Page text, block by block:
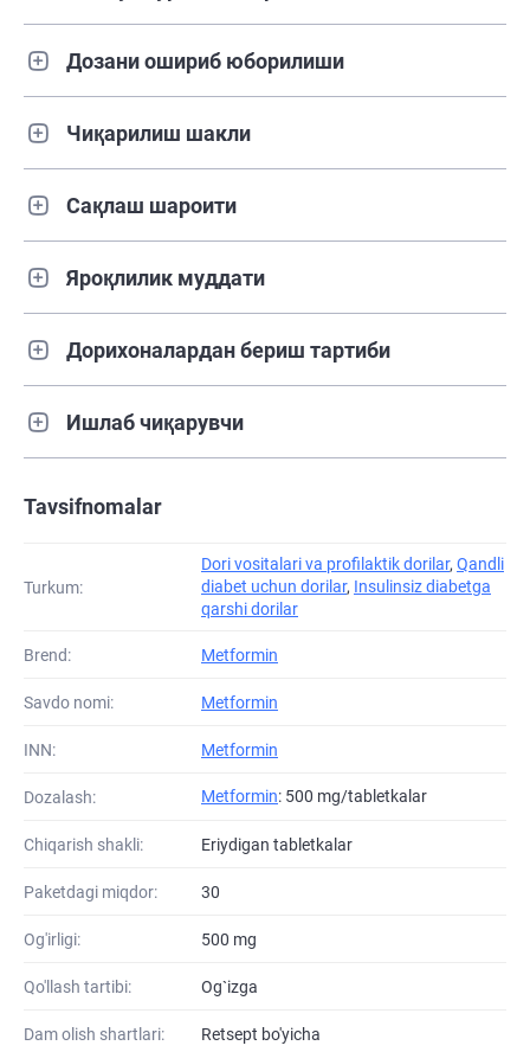
Дозани ошириб юборилиши
Чиқарилиш шакли
Сақлаш шароити
Яроқлилик муддати
Дорихоналардан бериш тартиби
Ишлаб чиқарувчи
Tavsifnomalar
Turkum:
Dori vositalari va profilaktik dorilar, Qandli
diabet uchun dorilar, Insulinsiz diabetga
qarshi dorilar
Brend: Metformin
Savdo nomi: Metformin
INN: Metformin
Dozalash: Metformin: 500 mg/tabletkalar
Chiqarish shakli: Eriydigan tabletkalar
Paketdagi miqdor: 30
Og'irligi: 500 mg
Qo'llash tartibi: Og`izga
Dam olish shartlari: Retsept bo'yicha